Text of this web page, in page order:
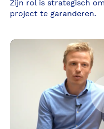
Zijn rol is strategisch
project te garanderen.